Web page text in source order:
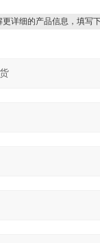
详细的产品信息，填写